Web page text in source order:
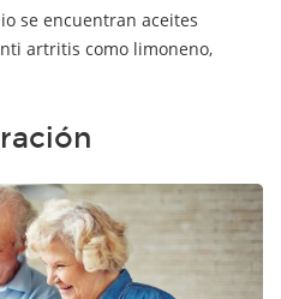
se encuentran aceites
artritis como limoneno,